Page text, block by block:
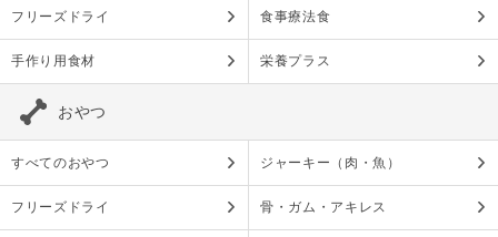
フリーズドライ 食事療法食
手作り用食材 栄養プラス
おやつ
すべてのおやつ ジャーキー（肉・魚）
フリーズドライ 骨・ガム・アキレス